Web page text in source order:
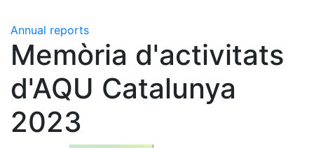
Annual reports
Memòria d'activitats
d'AQU Catalunya
2023